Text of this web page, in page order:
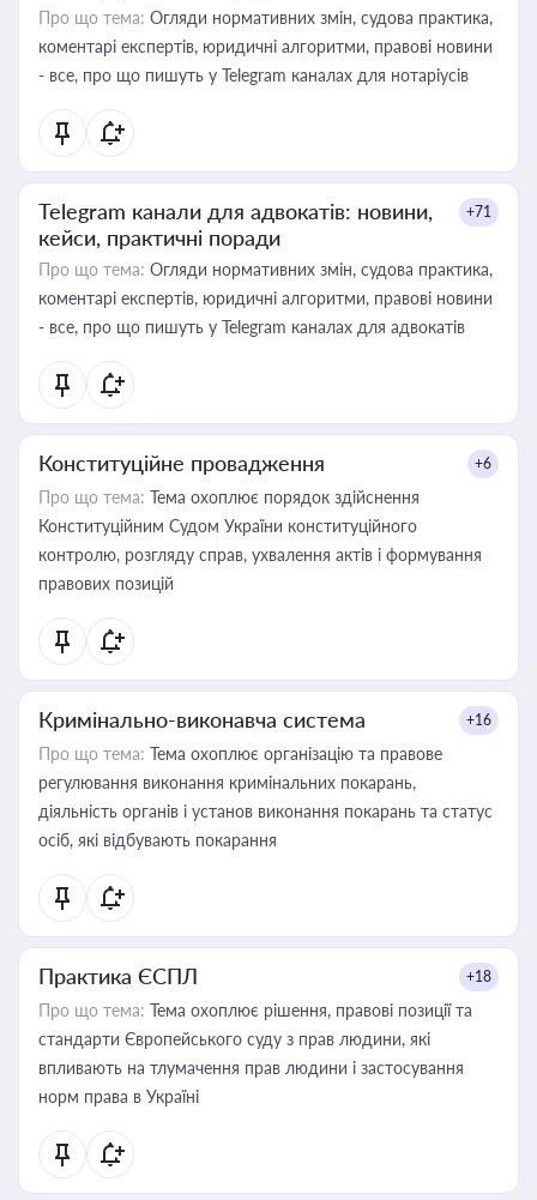
Про що тема: Огляди нормативних змін, судова практика,
коментарі експертів, юридичні алгоритми, правові новини
- все, про що пишуть у Telegram каналах для нотаріусів
Telegram канали для адвокатів: новини,
кейси, практичні поради
+71
Про що тема: Огляди нормативних змін, судова практика,
коментарі експертів, юридичні алгоритми, правові новини
- все, про що пишуть у Telegram каналах для адвокатів
Конституційне провадження +6
Про що тема: Тема охоплює порядок здійснення
Конституційним Судом України конституційного
контролю, розгляду справ, ухвалення актів і формування
правових позицій
Кримінально-виконавча система +16
Про що тема: Тема охоплює організацію та правове
регулювання виконання кримінальних покарань,
діяльність органів і установ виконання покарань та статус
осіб, які відбувають покарання
Практика ЄСПЛ +18
Про що тема: Тема охоплює рішення, правові позиції та
стандарти Європейського суду з прав людини, які
впливають на тлумачення прав людини і застосування
норм права в Україні